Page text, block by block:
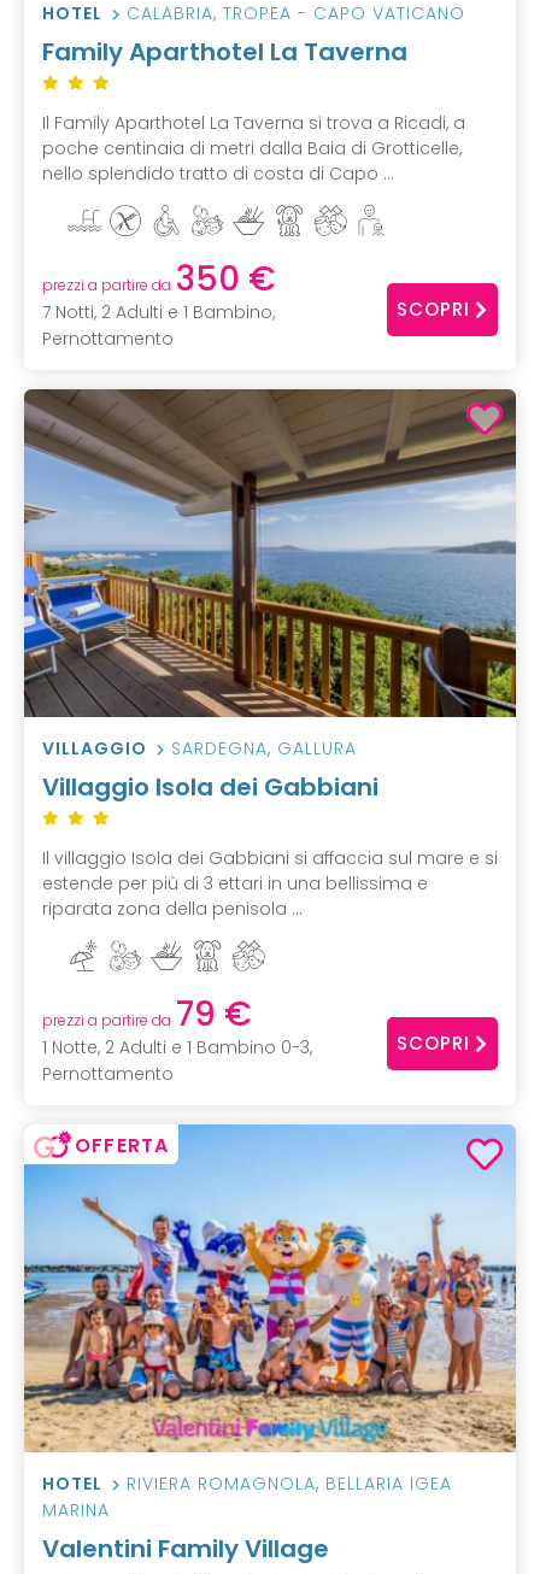
HOTEL CALABRIA, TROPEA - CAPO VATICANO
Family Aparthotel La Taverna
Il Family Aparthotel La Taverna si trova a Ricadi, a
poche centinaia di metri dalla Baia di Grotticelle,
nello splendido tratto di costa di Capo ...
prezzi a partire da 350 €
7 Notti, 2 Adulti e 1 Bambino,
Pernottamento
SCOPRI
VILLAGGIO SARDEGNA, GALLURA
Villaggio Isola dei Gabbiani
Il villaggio Isola dei Gabbiani si affaccia sul mare e si
estende per più di 3 ettari in una bellissima e
riparata zona della penisola ...
prezzi a partire da 79 €
1 Notte, 2 Adulti e 1 Bambino 0-3,
Pernottamento
SCOPRI
OFFERTA
HOTEL RIVIERA ROMAGNOLA, BELLARIA IGEA
MARINA
Valentini Family Village